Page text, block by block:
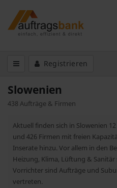
Registrieren
Slowenien
438 Aufträge & Firmen
Aktuell finden sich in Slowenien
und 426 Firmen mit freien
Inserate hinzu. Vor allem in den
Heizung, Klima, Lüftung & Sanitär
Vorrichter sind Aufträge und
vertreten.